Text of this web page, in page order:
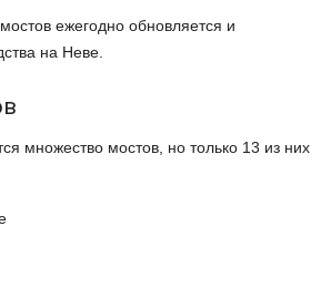
ежегодно обновляется и
на Неве.
множество мостов, но только 13 из них